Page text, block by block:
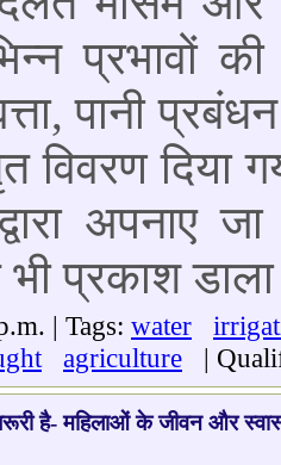
प्रभावों
पानी
विवरण दिया
अपनाए
प्रकाश
| Tags: water
agriculture |
है- महिलाओं के जीवन और